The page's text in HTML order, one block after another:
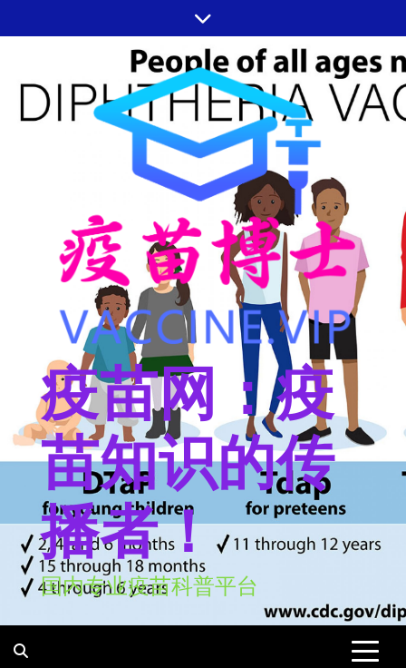
至
疫苗网：疫
苗知识的传
播者！
国内专业疫苗科普平台